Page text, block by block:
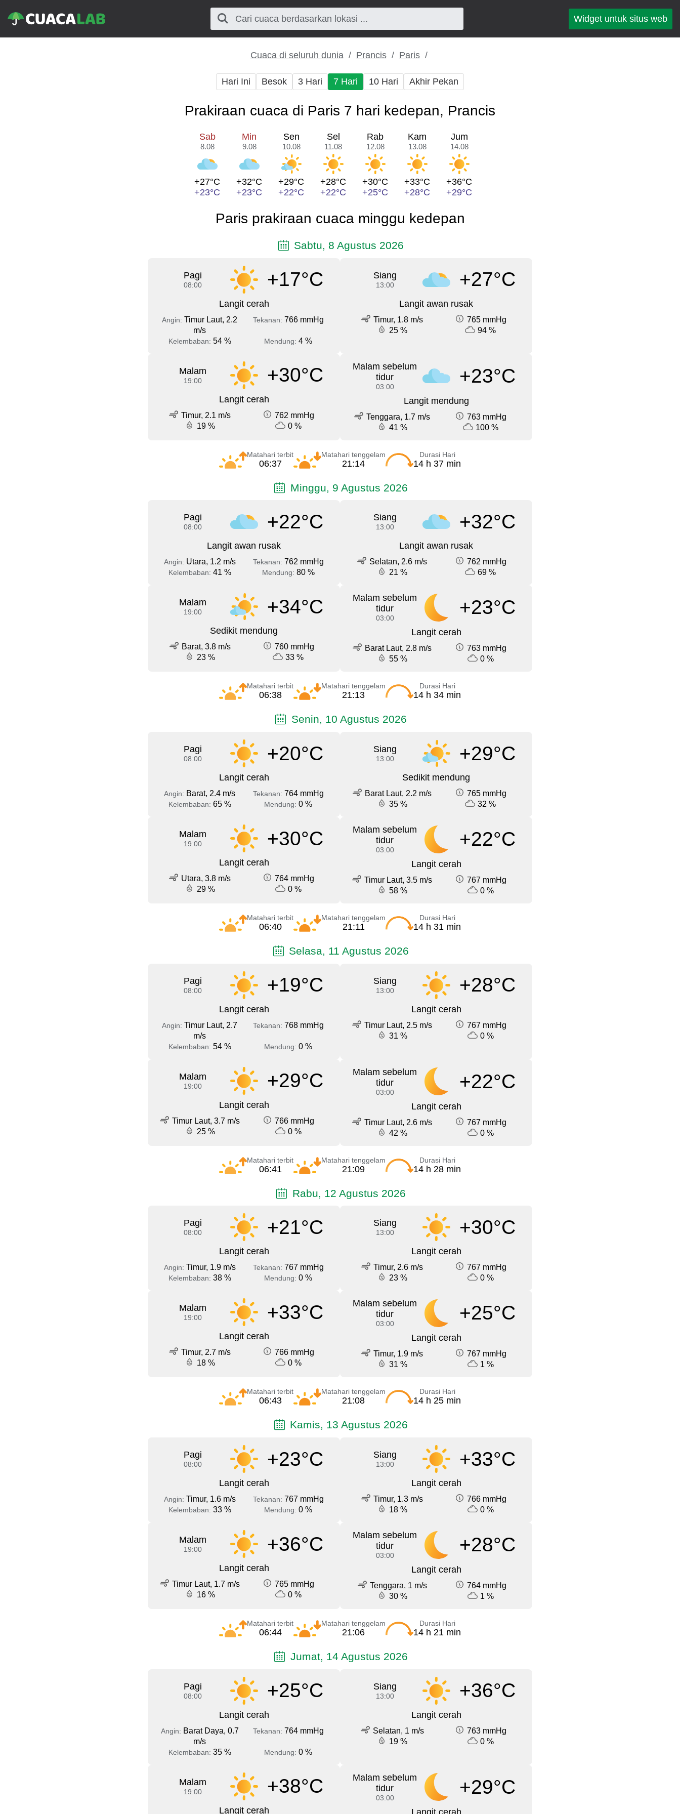
Widget untuk situs web
Cuaca di seluruh dunia Prancis Paris
Hari Ini Besok 3 Hari 7 Hari 10 Hari Akhir Pekan
Prakiraan cuaca di Paris 7 hari kedepan, Prancis
Sab
8.08
+27°C
+23°C
Min
9.08
+32°C
+23°C
Sen
10.08
+29°C
+22°C
Sel
11.08
+28°C
+22°C
Rab
12.08
+30°C
+25°C
Kam
13.08
+33°C
+28°C
Jum
14.08
+36°C
+29°C
Paris prakiraan cuaca minggu kedepan
Sabtu, 8 Agustus 2026
Pagi
08:00 +17°C
Langit cerah
Angin: Timur Laut, 2.2
m/s
Tekanan: 766 mmHg
Kelembaban: 54 % Mendung: 4 %
Siang
13:00 +27°C
Langit awan rusak
Timur, 1.8 m/s
765 mmHg
25 %
94 %
Malam
19:00 +30°C
Langit cerah
Timur, 2.1 m/s
762 mmHg
19 %
0 %
Malam sebelum
tidur
03:00 +23°C
Langit mendung
Tenggara, 1.7 m/s
763 mmHg
41 %
100 %
Matahari terbit
06:37
Matahari tenggelam
21:14
Durasi Hari
14 h 37 min
Minggu, 9 Agustus 2026
Pagi
08:00 +22°C
Langit awan rusak
Angin: Utara, 1.2 m/s Tekanan: 762 mmHg
Kelembaban: 41 % Mendung: 80 %
Siang
13:00 +32°C
Langit awan rusak
Selatan, 2.6 m/s
762 mmHg
21 %
69 %
Malam
19:00 +34°C
Sedikit mendung
Barat, 3.8 m/s
760 mmHg
23 %
33 %
Malam sebelum
tidur
03:00 +23°C
Langit cerah
Barat Laut, 2.8 m/s
763 mmHg
55 %
0 %
Matahari terbit
06:38
Matahari tenggelam
21:13
Durasi Hari
14 h 34 min
Senin, 10 Agustus 2026
Pagi
08:00 +20°C
Langit cerah
Angin: Barat, 2.4 m/s Tekanan: 764 mmHg
Kelembaban: 65 % Mendung: 0 %
Siang
13:00 +29°C
Sedikit mendung
Barat Laut, 2.2 m/s
765 mmHg
35 %
32 %
Malam
19:00 +30°C
Langit cerah
Utara, 3.8 m/s
764 mmHg
29 %
0 %
Malam sebelum
tidur
03:00 +22°C
Langit cerah
Timur Laut, 3.5 m/s
767 mmHg
58 %
0 %
Matahari terbit
06:40
Matahari tenggelam
21:11
Durasi Hari
14 h 31 min
Selasa, 11 Agustus 2026
Pagi
08:00 +19°C
Langit cerah
Angin: Timur Laut, 2.7
m/s
Tekanan: 768 mmHg
Kelembaban: 54 % Mendung: 0 %
Siang
13:00 +28°C
Langit cerah
Timur Laut, 2.5 m/s
767 mmHg
31 %
0 %
Malam
19:00 +29°C
Langit cerah
Timur Laut, 3.7 m/s
766 mmHg
25 %
0 %
Malam sebelum
tidur
03:00 +22°C
Langit cerah
Timur Laut, 2.6 m/s
767 mmHg
42 %
0 %
Matahari terbit
06:41
Matahari tenggelam
21:09
Durasi Hari
14 h 28 min
Rabu, 12 Agustus 2026
Pagi
08:00 +21°C
Langit cerah
Angin: Timur, 1.9 m/s Tekanan: 767 mmHg
Kelembaban: 38 % Mendung: 0 %
Siang
13:00 +30°C
Langit cerah
Timur, 2.6 m/s
767 mmHg
23 %
0 %
Malam
19:00 +33°C
Langit cerah
Timur, 2.7 m/s
766 mmHg
18 %
0 %
Malam sebelum
tidur
03:00 +25°C
Langit cerah
Timur, 1.9 m/s
767 mmHg
31 %
1 %
Matahari terbit
06:43
Matahari tenggelam
21:08
Durasi Hari
14 h 25 min
Kamis, 13 Agustus 2026
Pagi
08:00 +23°C
Langit cerah
Angin: Timur, 1.6 m/s Tekanan: 767 mmHg
Kelembaban: 33 % Mendung: 0 %
Siang
13:00 +33°C
Langit cerah
Timur, 1.3 m/s
766 mmHg
18 %
0 %
Malam
19:00 +36°C
Langit cerah
Timur Laut, 1.7 m/s
765 mmHg
16 %
0 %
Malam sebelum
tidur
03:00 +28°C
Langit cerah
Tenggara, 1 m/s
764 mmHg
30 %
1 %
Matahari terbit
06:44
Matahari tenggelam
21:06
Durasi Hari
14 h 21 min
Jumat, 14 Agustus 2026
Pagi
08:00 +25°C
Langit cerah
Angin: Barat Daya, 0.7
m/s
Tekanan: 764 mmHg
Kelembaban: 35 % Mendung: 0 %
Siang
13:00 +36°C
Langit cerah
Selatan, 1 m/s
763 mmHg
19 %
0 %
Malam
19:00 +38°C
Langit cerah
Malam sebelum
tidur
03:00 +29°C
Langit cerah